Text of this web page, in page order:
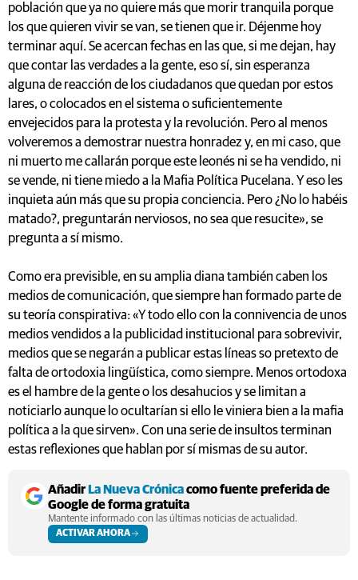
población que ya no quiere más que morir tranquila porque
los que quieren vivir se van, se tienen que ir. Déjenme hoy
terminar aquí. Se acercan fechas en las que, si me dejan, hay
que contar las verdades a la gente, eso sí, sin esperanza
alguna de reacción de los ciudadanos que quedan por estos
lares, o colocados en el sistema o suficientemente
envejecidos para la protesta y la revolución. Pero al menos
volveremos a demostrar nuestra honradez y, en mi caso, que
ni muerto me callarán porque este leonés ni se ha vendido, ni
se vende, ni tiene miedo a la Mafia Política Pucelana. Y eso les
inquieta aún más que su propia conciencia. Pero ¿No lo habéis
matado?, preguntarán nerviosos, no sea que resucite», se
pregunta a sí mismo.
Como era previsible, en su amplia diana también caben los
medios de comunicación, que siempre han formado parte de
su teoría conspirativa: «Y todo ello con la connivencia de unos
medios vendidos a la publicidad institucional para sobrevivir,
medios que se negarán a publicar estas líneas so pretexto de
falta de ortodoxia lingüística, como siempre. Menos ortodoxa
es el hambre de la gente o los desahucios y se limitan a
noticiarlo aunque lo ocultarían si ello le viniera bien a la mafia
política a la que sirven». Con una serie de insultos terminan
estas reflexiones que hablan por sí mismas de su autor.
AñadirLa Nueva Crónicacomo fuente preferida de
Google de forma gratuita
Mantente informado con las últimas noticias de actualidad.
ACTIVAR AHORA